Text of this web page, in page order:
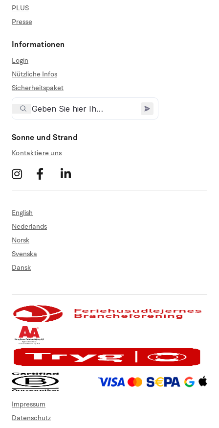
PLUS
Presse
Informationen
Login
Nützliche Infos
Sicherheitspaket
Sonne und Strand
Kontaktiere uns
English
Nederlands
Norsk
Svenska
Dansk
Impressum
Datenschutz